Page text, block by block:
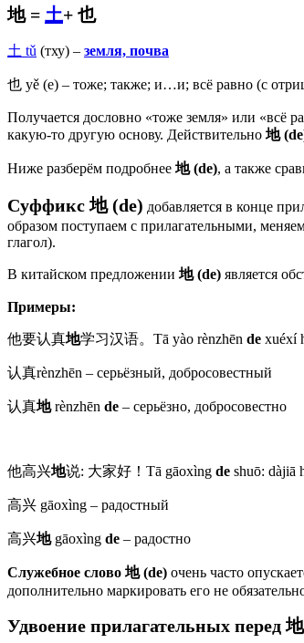
地 = 土+ 也
土 tǔ (тху) – земля, почва
也 yě (е) – тоже; также; и…и; всё равно (с
Получается дословно «тоже земля» или «всё
какую-то другую основу. Действительно 地(de
Ниже разберём подробнее 地(de), а также
Суффикс地(de) добавляется в конце
образом поступаем с прилагательными,
глагол).
В китайском предложении 地(de) является
Примеры:
他要认真地学习汉语。Tā yào rènzhēn de xuéxí
认真rènzhēn – серьёзный, добросовестный
认真地rènzhēn de – серьёзно, добросовестно
他高兴地说: 大家好！Tā gāoxìng de shuō: dàjiā
高兴 gāoxìng – радостный
高兴地 gāoxìng de – радостно
Служебное слово 地(de) очень часто
дополнительно маркировать его не
Удвоение прилагательных перед地